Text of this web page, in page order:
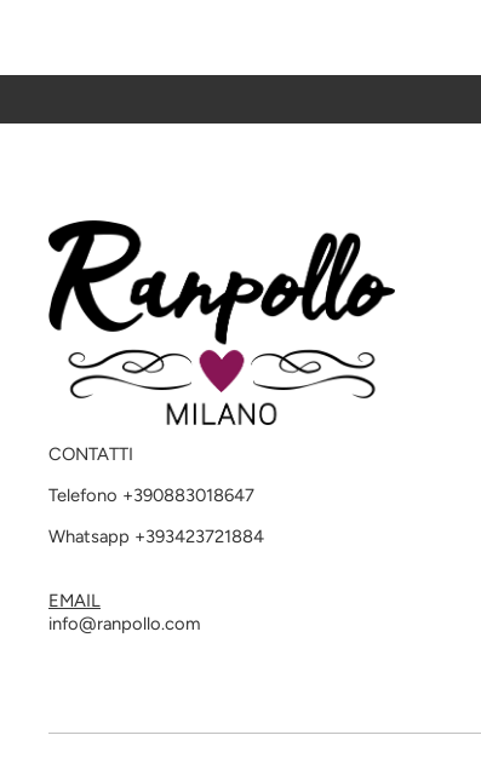
CONTATTI
Telefono +390883018647
Whatsapp +393423721884
EMAIL
info@ranpollo.com